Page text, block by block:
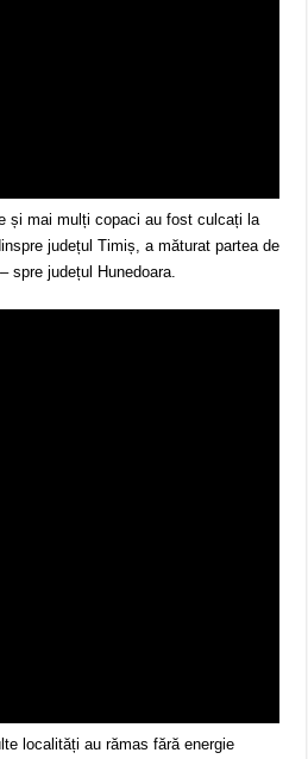
și mai mulți copaci au fost culcați la
județul Timiș, a măturat partea de
spre județul Hunedoara.
localități au rămas fără energie